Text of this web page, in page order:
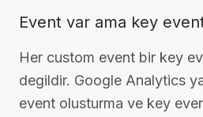
Event var ama key
Her custom event bir key
degildir. Google Analytics
event olusturma ve key